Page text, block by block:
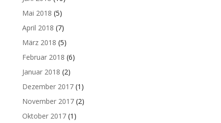
Mai 2018 (5)
April 2018 (7)
März 2018 (5)
Februar 2018 (6)
Januar 2018 (2)
Dezember 2017(1)
November 2017(2)
Oktober 2017(1)